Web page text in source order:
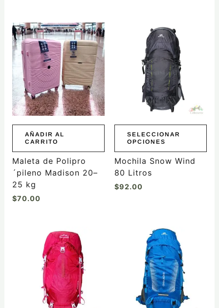
AÑADIR AL
CARRITO
Maleta de Polipro
´pileno Madison 20–
25 kg
$70.00
SELECCIONAR
OPCIONES
producto
múltiples
variantes.
opciones
pueden
elegir
la
página
de
producto
Mochila Snow Wind
80 Litros
$92.00
producto
múltiples
variantes.
opciones
producto
múltiples
variantes.
opciones